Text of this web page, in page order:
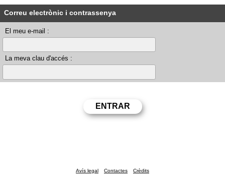
Correu electrònic i contrassenya
El meu e-mail :
La meva clau d'accés :
Avís legal Contactes Crèdits